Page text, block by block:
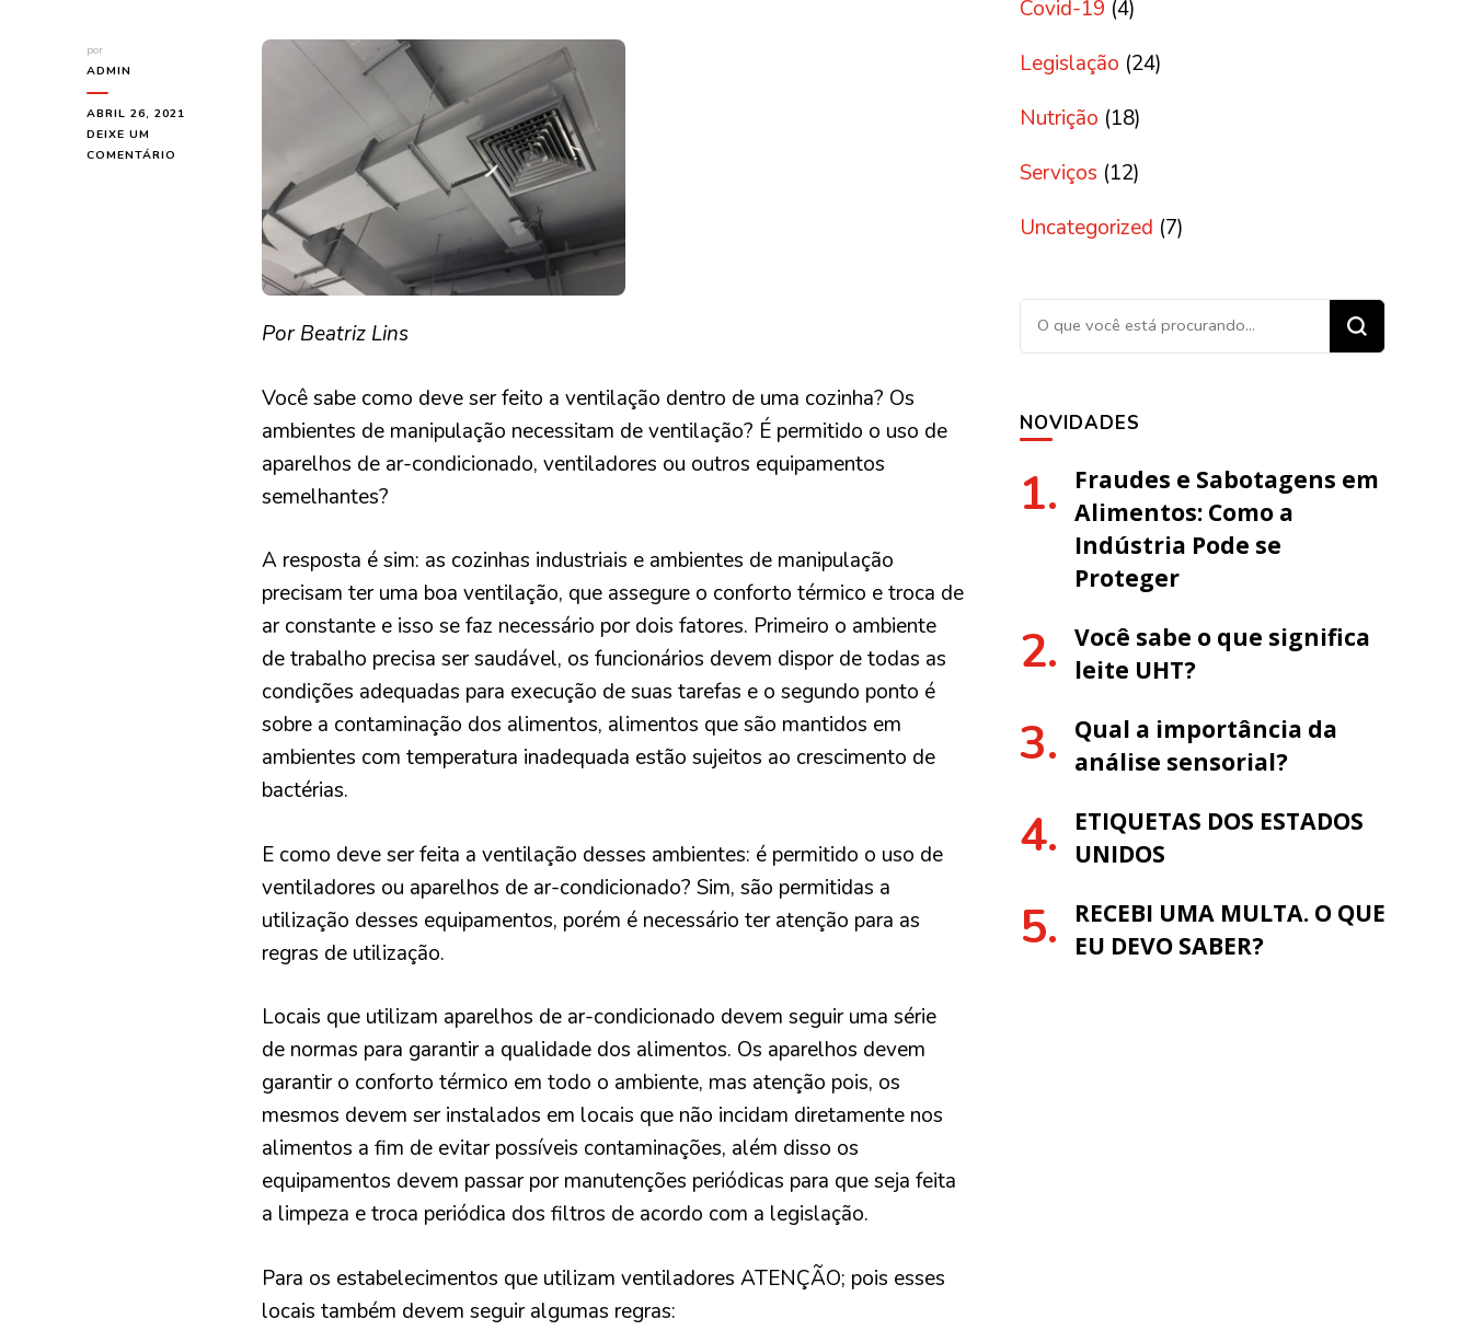
por
ADMIN
ABRIL 26, 2021
DEIXE UM
COMENTÁRIO
Por Beatriz Lins
Você sabe como deve ser feito a ventilação dentro de uma cozinha? Os
ambientes de manipulação necessitam de ventilação? É permitido o uso de
aparelhos de ar-condicionado, ventiladores ou outros equipamentos
semelhantes?
A resposta é sim: as cozinhas industriais e ambientes de manipulação
precisam ter uma boa ventilação, que assegure o conforto térmico e troca de
ar constante e isso se faz necessário por dois fatores. Primeiro o ambiente
de trabalho precisa ser saudável, os funcionários devem dispor de todas as
condições adequadas para execução de suas tarefas e o segundo ponto é
sobre a contaminação dos alimentos, alimentos que são mantidos em
ambientes com temperatura inadequada estão sujeitos ao crescimento de
bactérias.
E como deve ser feita a ventilação desses ambientes: é permitido o uso de
ventiladores ou aparelhos de ar-condicionado? Sim, são permitidas a
utilização desses equipamentos, porém é necessário ter atenção para as
regras de utilização.
Locais que utilizam aparelhos de ar-condicionado devem seguir uma série
de normas para garantir a qualidade dos alimentos. Os aparelhos devem
garantir o conforto térmico em todo o ambiente, mas atenção pois, os
mesmos devem ser instalados em locais que não incidam diretamente nos
alimentos a fim de evitar possíveis contaminações, além disso os
equipamentos devem passar por manutenções periódicas para que seja feita
a limpeza e troca periódica dos filtros de acordo com a legislação.
Para os estabelecimentos que utilizam ventiladores ATENÇÃO; pois esses
locais também devem seguir algumas regras:
Covid-19 (4)
Legislação (24)
Nutrição (18)
Serviços (12)
Uncategorized (7)
Procurando algo?
NOVIDADES
Fraudes e Sabotagens em
Alimentos: Como a
Indústria Pode se
Proteger
Você sabe o que significa
leite UHT?
Qual a importância da
análise sensorial?
ETIQUETAS DOS ESTADOS
UNIDOS
RECEBI UMA MULTA. O QUE
EU DEVO SABER?